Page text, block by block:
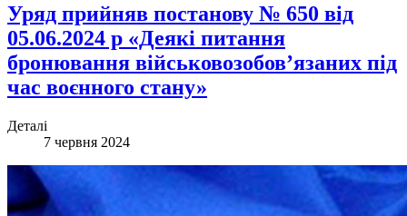
Уряд прийняв постанову № 650 від
05.06.2024 р «Деякі питання
бронювання військовозобов’язаних під
час воєнного стану»
Деталі
7 червня 2024